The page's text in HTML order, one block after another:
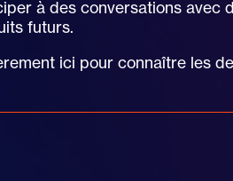
à des conversations avec
futurs.
ici pour connaître les